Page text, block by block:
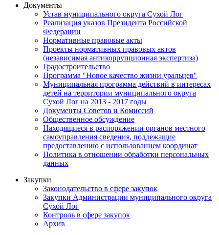
Документы
Устав муниципального округа Сухой Лог
Реализация указов Президента Российской
Федерации
Нормативные правовые акты
Проекты нормативных правовых актов
(независимая антикоррупционная экспертиза)
Градостроительство
Программа "Новое качество жизни уральцев"
Муниципальная программа действий в интересах
детей на территории муниципального округа
Сухой Лог на 2013 - 2017 годы
Документы Советов и Комиссий
Общественное обсуждение
Находящиеся в распоряжении органов местного
самоуправления сведения, подлежащие
предоставлению с использованием координат
Политика в отношении обработки персональных
данных
Закупки
Законодательство в сфере закупок
Закупки Администрации муниципального округа
Сухой Лог
Контроль в сфере закупок
Архив